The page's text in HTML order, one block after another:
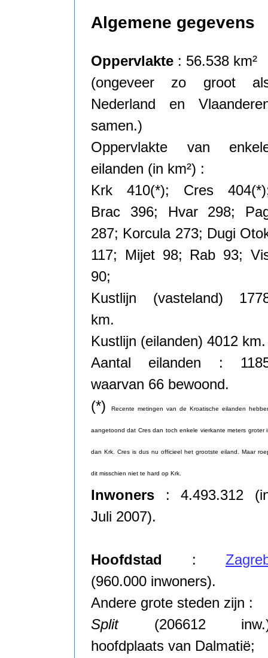
Algemene gegevens
Oppervlakte : 56.538 km²
(ongeveer zo groot
Nederland en
samen.)
Oppervlakte van
eilanden (in km²) :
Krk 410(*); Cres
Brac 396; Hvar 298;
287; Korcula 273; Dugi
117; Mijet 98; Rab 93;
90;
Kustlijn (vasteland)
km.
Kustlijn (eilanden) 4012 km.
Aantal eilanden :
waarvan 66 bewoond.
(*)
Recente metingen van de Kroatische eilanden
aangetoond dat Cres dan toch enkele vierkante meters groter
dan Krk. Cres is dus nu officieel het grootste eiland. Maar
dit misschien niet te hard op Krk.
Inwoners : 4.493.312
Juli 2007).
Hoofdstad :
(960.000 inwoners).
Andere grote steden zijn :
Split(206612
hoofdplaats van Dalmatië;